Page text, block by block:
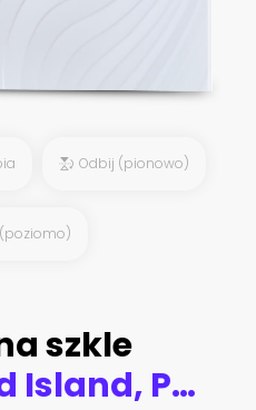
Odbij (pionowo)
szkle
James Bond Island, Phang Nga, Thailand